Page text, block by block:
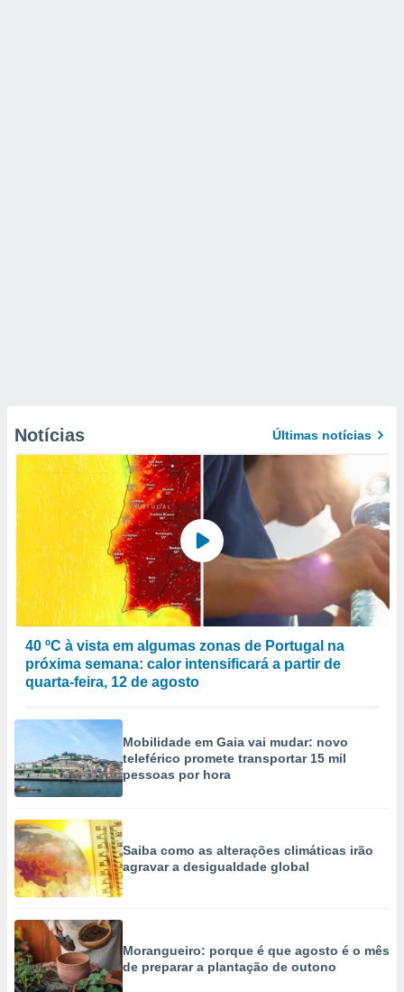
Notícias Últimas notícias
40 ºC à vista em algumas zonas de Portugal na
próxima semana: calor intensificará a partir de
quarta-feira, 12 de agosto
Mobilidade em Gaia vai mudar: novo
teleférico promete transportar 15 mil
pessoas por hora
Saiba como as alterações climáticas irão
agravar a desigualdade global
Morangueiro: porque é que agosto é o mês
de preparar a plantação de outono